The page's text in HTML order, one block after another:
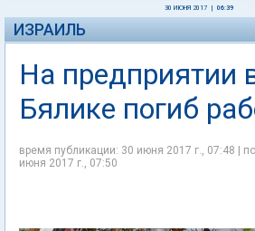
30 ИЮНЯ 2017 06:39
ИЗРАИЛЬ
На предприятии
Бялике погиб
время публикации: 30 июня 2017 г., 07:48 |
июня 2017 г., 07:50